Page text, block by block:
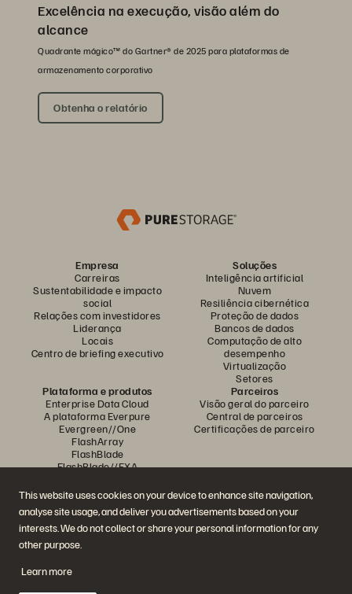
This website uses cookies on your device to enhance site navigation,
analyse site usage, and deliver you advertisements based on your
interests. We do not collect or share your personal information for any
other purpose.
Learn more
Excelência na execução, visão além do
alcance
Quadrante mágico™ do Gartner® de 2025 para plataformas de
armazenamento corporativo
Obtenha o relatório
Empresa
Carreiras
Sustentabilidade e impacto
social
Relações com investidores
Liderança
Locais
Centro de briefing executivo
Soluções
Inteligência artificial
Nuvem
Resiliência cibernética
Proteção de dados
Bancos de dados
Computação de alto
desempenho
Virtualização
Setores
Plataforma e produtos
Enterprise Data Cloud
A plataforma Everpure
Evergreen//One
FlashArray
FlashBlade
FlashBlade//EXA
Portworx
Parceiros
Visão geral do parceiro
Central de parceiros
Certificações de parceiro
Demonstrações
Eventos e webinars
Anúncios de produto
Sala de imprensa
Histórias de clientes
Entre em contato
Entre em contato com a
equipe de vendas